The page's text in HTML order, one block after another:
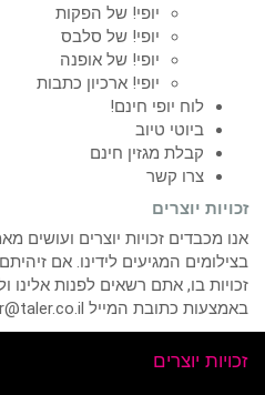
יופי! של הפקות
יופי! של סלבס
יופי! של אופנה
יופי! ארכיון כתבות
לוח יופי חינם!
ביוטי טיוב
קבלת מגזין חינם
צרו קשר
זכויות יוצרים
אנו מכבדים זכויות יוצרים ועושים
בצילומים המגיעים לידינו. אם
זכויות בו, אתם רשאים לפנות
באמצעות כתובת המייל taler@taler.co.il
זכויות יוצרים